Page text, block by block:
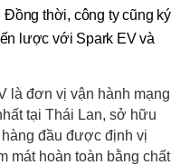
thời, công ty cũng ký
lược với Spark EV và
là đơn vị vận hành mạng
tại Thái Lan, sở hữu
đầu được định vị
mát hoàn toàn bằng chất